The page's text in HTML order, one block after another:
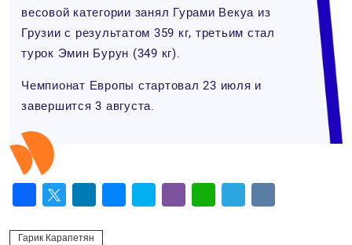
весовой категории занял Гурами Векуа из
Грузии с результатом 359 кг, третьим стал
турок Эмин Бурун (349 кг).
Чемпионат Европы стартовал 23 июля и
завершится 3 августа.
Гарик Карапетян